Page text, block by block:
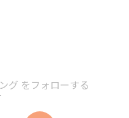
グ をフォローする